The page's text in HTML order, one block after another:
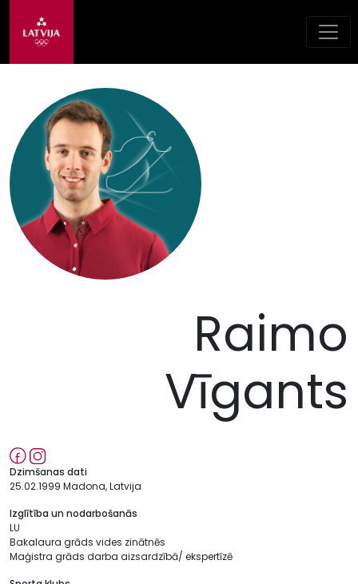
Raimo
Vīgants
Dzimšanas dati
25.02.1999 Madona, Latvija
Izglītība un nodarbošanās
LU
Bakalaura grāds vides zinātnēs
Maģistra grāds darba aizsardzībā/ ekspertīzē